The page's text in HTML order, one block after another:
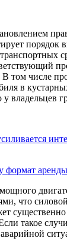
порядок
том числе
в
владельцев
формат
что
существенно
такое